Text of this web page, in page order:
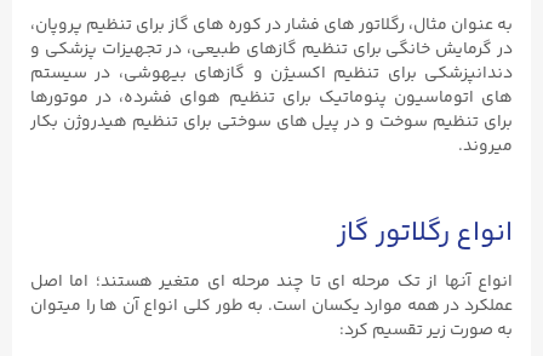
به عنوان مثال، رگلاتور های فشار در کوره های گاز برای تنظیم پروپان،
در گرمایش خانگی برای تنظیم گازهای طبیعی، در تجهیزات پزشکی و
دندانپزشکی برای تنظیم اکسیژن و گازهای بیهوشی، در سیستم
های اتوماسیون پنوماتیک برای تنظیم هوای فشرده، در موتورها
برای تنظیم سوخت و در پیل های سوختی برای تنظیم هیدروژن بکار
میروند.
انواع رگلاتور گاز
انواع آنها از تک مرحله ای تا چند مرحله ای متغیر هستند؛ اما اصل
عملکرد در همه موارد یکسان است. به طور کلی انواع آن ها را میتوان
به صورت زیر تقسیم کرد: